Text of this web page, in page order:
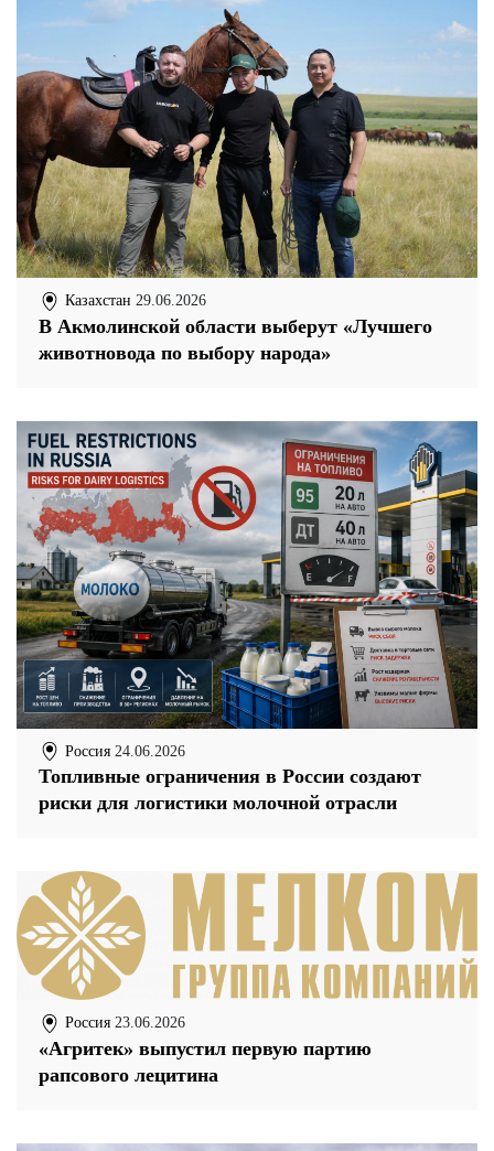
Казахстан 29.06.2026
В Акмолинской области выберут «Лучшего
животновода по выбору народа»
Россия 24.06.2026
Топливные ограничения в России создают
риски для логистики молочной отрасли
Россия 23.06.2026
«Агритек» выпустил первую партию
рапсового лецитина